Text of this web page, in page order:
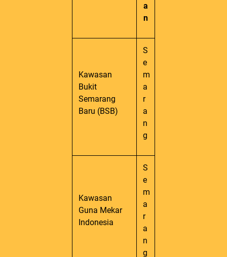
a
n
Kawasan
Bukit
Semarang
Baru (BSB)
S
e
m
a
r
a
n
g
Kawasan
Guna Mekar
Indonesia
S
e
m
a
r
a
n
g